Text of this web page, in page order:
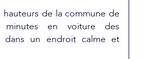
hauteurs de la commune de
en voiture des
dans un endroit calme et